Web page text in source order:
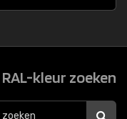
RAL-kleur zoeken